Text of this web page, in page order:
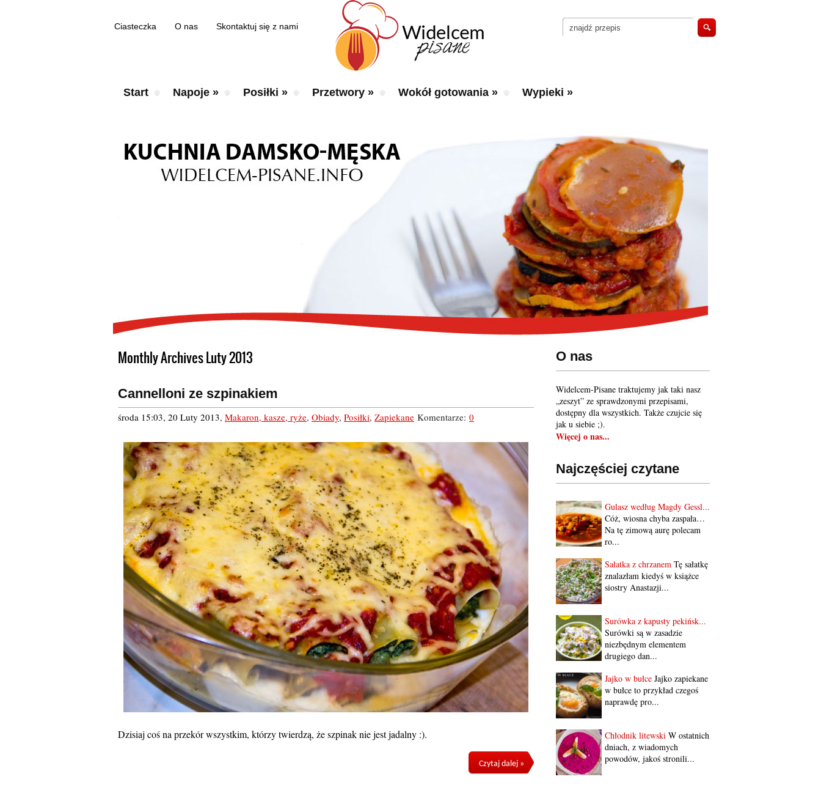
Ciasteczka O nas Skontaktuj się z nami
Start Napoje » Posiłki » Przetwory » Wokół gotowania » Wypieki »
O nas
Widelcem-Pisane traktujemy jak taki nasz
„zeszyt” ze sprawdzonymi przepisami,
dostępny dla wszystkich. Także czujcie się
jak u siebie ;).
Więcej o nas...
Najczęściej czytane
Gulasz według Magdy Gessl...
Cóż, wiosna chyba zaspała…
Na tę zimową aurę polecam
ro...
Sałatka z chrzanem Tę sałatkę
znalazłam kiedyś w książce
siostry Anastazji...
Surówka z kapusty pekińsk...
Surówki są w zasadzie
niezbędnym elementem
drugiego dan...
Jajko w bułce Jajko zapiekane
w bułce to przykład czegoś
naprawdę pro...
Chłodnik litewski W ostatnich
dniach, z wiadomych
powodów, jakoś stronili...
Monthly Archives Luty 2013
Cannelloni ze szpinakiem
środa 15:03, 20 Luty 2013, Makaron, kasze, ryże, Obiady, Posiłki, Zapiekane Komentarze: 0
Dzisiaj coś na przekór wszystkim, którzy twierdzą, że szpinak nie jest jadalny :).
Czytaj dalej »